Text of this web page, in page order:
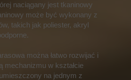
naciągany jest tkaninowy
może być wykonany z
takich jak poliester, akryl
można łatwo rozwijać i
mechanizmu w kształcie
na jednym z